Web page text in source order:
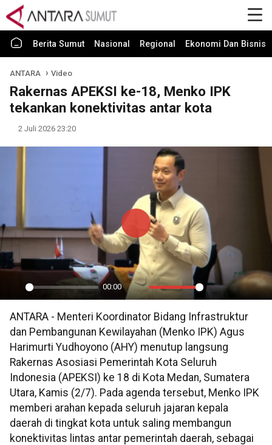
Berita Sumut Nasional Regional Ekonomi Dan Bisnis
ANTARA Video
Rakernas APEKSI ke-18, Menko IPK
tekankan konektivitas antar kota
2 Juli 2026 23:20
Play
00:00
Mute Settings
PIP
Play
ANTARA - Menteri Koordinator Bidang Infrastruktur
dan Pembangunan Kewilayahan (Menko IPK) Agus
Harimurti Yudhoyono (AHY) menutup langsung
Rakernas Asosiasi Pemerintah Kota Seluruh
Indonesia (APEKSI) ke 18 di Kota Medan, Sumatera
Utara, Kamis (2/7). Pada agenda tersebut, Menko IPK
memberi arahan kepada seluruh jajaran kepala
daerah di tingkat kota untuk saling membangun
konektivitas lintas antar pemerintah daerah, sebagai